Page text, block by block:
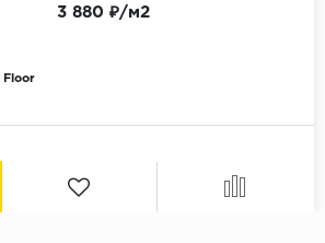
Floor
3 880 ₽/м2